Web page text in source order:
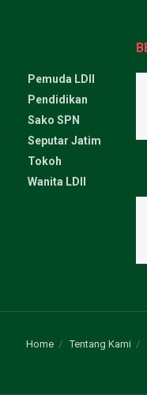
Pemuda LDII
Pendidikan
Sako SPN
Seputar Jatim
Tokoh
Wanita LDII
Home Tentang Kami